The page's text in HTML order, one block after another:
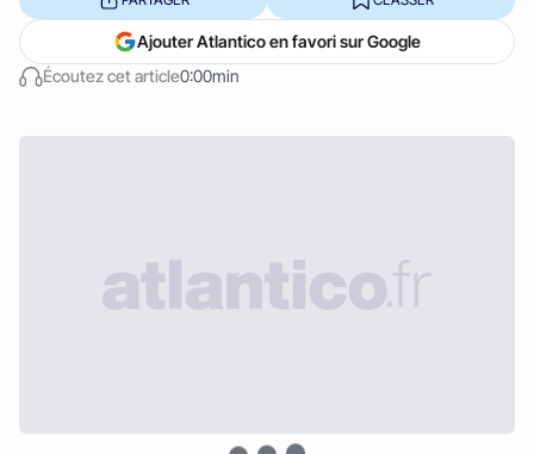
Écoutez cet article0:00min
Ajouter Atlantico en favori sur Google